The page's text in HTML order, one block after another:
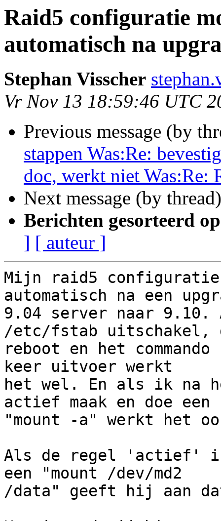
Raid5 configuratie
automatisch na
Stephan Visscher
Vr Nov 13 18:59:46 UTC
Previous message (by
stappen Was:Re:
doc, werkt niet Was:Re:
Next message (by
Berichten gesorteerd
] [ auteur ]
Mijn raid5 configuratie
automatisch na een
9.04 server naar
/etc/fstab uitschakel,
reboot en het
keer uitvoer werkt
het wel. En als ik na
actief maak en doe een
"mount -a" werkt het
Als de regel 'actief' is
een "mount /dev/md2
/data" geeft hij aan